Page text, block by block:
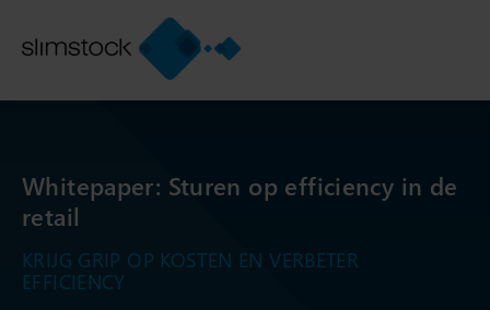
Whitepaper: Sturen op efficiency in de
retail
KRIJG GRIP OP KOSTEN EN VERBETER
EFFICIENCY